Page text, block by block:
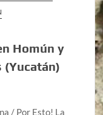
Homún y
(Yucatán)
/ Por Esto! La